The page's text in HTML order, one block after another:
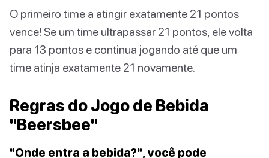
O primeiro time a atingir exatamente 21 pontos
vence! Se um time ultrapassar 21 pontos, ele volta
para 13 pontos e continua jogando até que um
time atinja exatamente 21 novamente.
Regras do Jogo de Bebida
"Beersbee"
"Onde entra a bebida?", você pode